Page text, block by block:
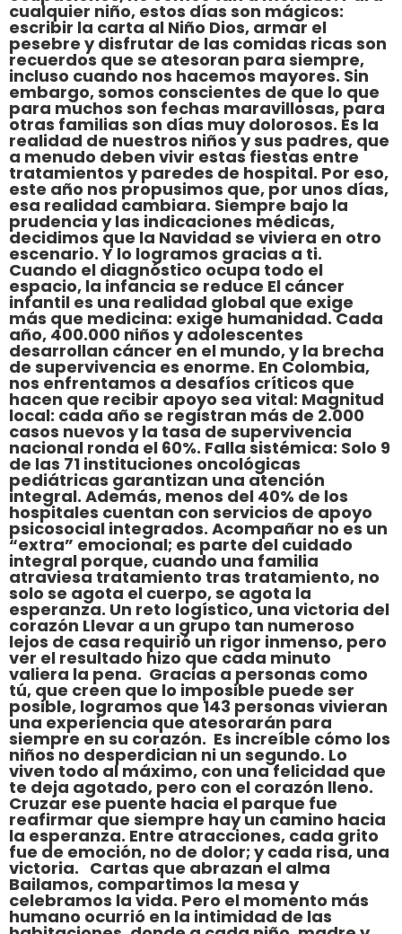
cualquier niño, estos días son mágicos:
escribir la carta al Niño Dios, armar el
pesebre y disfrutar de las comidas ricas son
recuerdos que se atesoran para siempre,
incluso cuando nos hacemos mayores. Sin
embargo, somos conscientes de que lo que
para muchos son fechas maravillosas, para
otras familias son días muy dolorosos. Es la
realidad de nuestros niños y sus padres, que
a menudo deben vivir estas fiestas entre
tratamientos y paredes de hospital. Por eso,
este año nos propusimos que, por unos días,
esa realidad cambiara. Siempre bajo la
prudencia y las indicaciones médicas,
decidimos que la Navidad se viviera en otro
escenario. Y lo logramos gracias a ti.
Cuando el diagnóstico ocupa todo el
espacio, la infancia se reduce El cáncer
infantil es una realidad global que exige
más que medicina: exige humanidad. Cada
año, 400.000 niños y adolescentes
desarrollan cáncer en el mundo, y la brecha
de supervivencia es enorme. En Colombia,
nos enfrentamos a desafíos críticos que
hacen que recibir apoyo sea vital: Magnitud
local: cada año se registran más de 2.000
casos nuevos y la tasa de supervivencia
nacional ronda el 60%. Falla sistémica: Solo 9
de las 71 instituciones oncológicas
pediátricas garantizan una atención
integral. Además, menos del 40% de los
hospitales cuentan con servicios de apoyo
psicosocial integrados. Acompañar no es un
“extra” emocional; es parte del cuidado
integral porque, cuando una familia
atraviesa tratamiento tras tratamiento, no
solo se agota el cuerpo, se agota la
esperanza. Un reto logístico, una victoria del
corazón Llevar a un grupo tan numeroso
lejos de casa requirió un rigor inmenso, pero
ver el resultado hizo que cada minuto
valiera la pena. Gracias a personas como
tú, que creen que lo imposible puede ser
posible, logramos que 143 personas vivieran
una experiencia que atesorarán para
siempre en su corazón. Es increíble cómo los
niños no desperdician ni un segundo. Lo
viven todo al máximo, con una felicidad que
te deja agotado, pero con el corazón lleno.
Cruzar ese puente hacia el parque fue
reafirmar que siempre hay un camino hacia
la esperanza. Entre atracciones, cada grito
fue de emoción, no de dolor; y cada risa, una
victoria. Cartas que abrazan el alma
Bailamos, compartimos la mesa y
celebramos la vida. Pero el momento más
humano ocurrió en la intimidad de las